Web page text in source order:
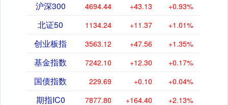
沪深300 4694.44 +43.13 +0.93%
北证50 1134.24 +11.37 +1.01%
创业板指 3563.12 +47.56 +1.35%
基金指数 7242.10 +12.30 +0.17%
国债指数 229.69 +0.10 +0.04%
期指IC0 7877.80 +164.40 +2.13%